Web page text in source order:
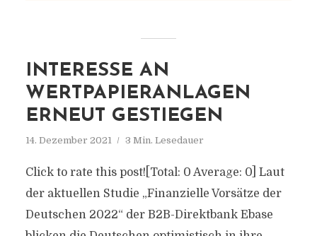
INTERESSE AN
WERTPAPIERANLAGEN
ERNEUT GESTIEGEN
14. Dezember 2021 3 Min. Lesedauer
Click to rate this post![Total: 0 Average: 0] Laut
der aktuellen Studie „Finanzielle Vorsätze der
Deutschen 2022“ der B2B-Direktbank Ebase